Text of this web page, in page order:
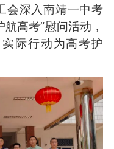
会深入南靖一中考
高考”慰问活动，
际行动为高考护